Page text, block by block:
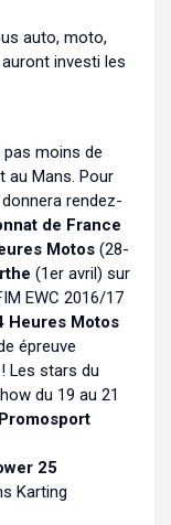
auto, moto,
investi les
moins de
Mans. Pour
rendez-
de France
Motos (28-
(1er avril) sur
EWC 2016/17
Heures Motos
épreuve
Les stars du
du 19 au 21
25
Karting